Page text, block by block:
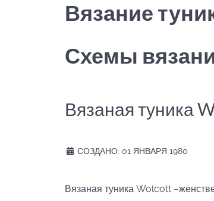
Вязание
Схемы
Вязаная туника
СОЗДАНО: 01 ЯНВАРЯ 1980
Вязаная туника Wolcott